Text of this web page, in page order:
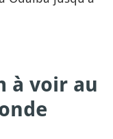
à voir au